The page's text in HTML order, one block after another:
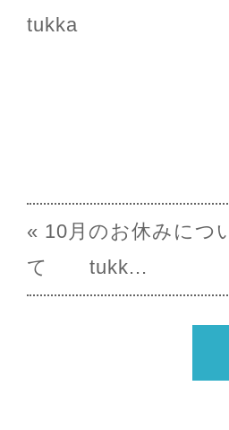
tukka
« 10月のお休みにつ
て tukk...